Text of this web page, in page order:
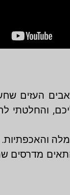
העזים
והחלטתי
מדרסים